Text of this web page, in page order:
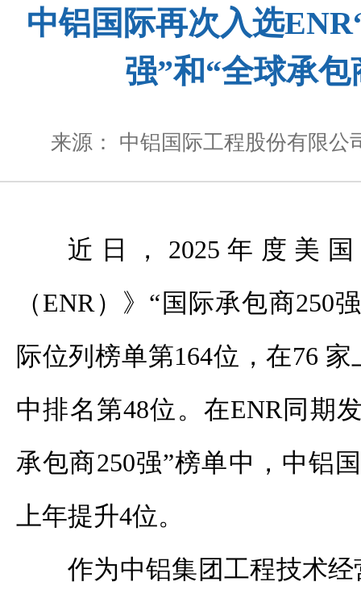
中铝国际再次入选
强”和“全球承包
来源： 中铝国际工程股份有限公
近日， 2025 年度美
（ENR ）》“国际承包商250
际位列榜单第164位，在76 家
中排名第48位。在ENR同期
承包商250强”榜单中，中铝
上年提升4位。
作为中铝集团工程技术